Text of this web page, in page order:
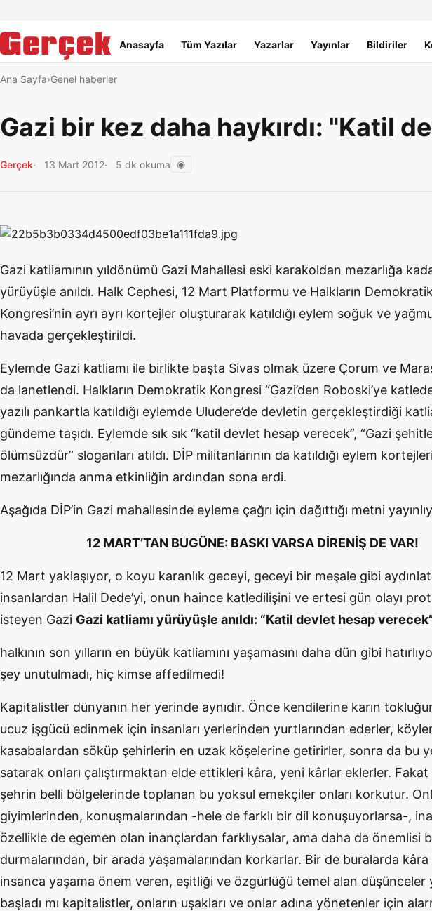
Ana menü
Anasayfa Tüm Yazılar Yazarlar Yayınlar Bildiriler
Ana Sayfa Genel haberler
Gazi bir kez daha haykırdı: "Katil
Gerçek 13 Mart 2012 5 dk okuma ◉
Gazi katliamının yıldönümü Gazi Mahallesi eski karakoldan mezarlığa
yürüyüşle anıldı. Halk Cephesi, 12 Mart Platformu ve Halkların Demokratik
Kongresi’nin ayrı ayrı kortejler oluşturarak katıldığı eylem soğuk ve
havada gerçekleştirildi.
Eylemde Gazi katliamı ile birlikte başta Sivas olmak üzere Çorum ve
da lanetlendi. Halkların Demokratik Kongresi “Gazi’den Roboski’ye
yazılı pankartla katıldığı eylemde Uludere’de devletin gerçekleştirdiği
gündeme taşıdı. Eylemde sık sık “katil devlet hesap verecek”, “Gazi
ölümsüzdür” sloganları atıldı. DİP militanlarının da katıldığı eylem
mezarlığında anma etkinliğin ardından sona erdi.
Aşağıda DİP’in Gazi mahallesinde eyleme çağrı için dağıttığı metni
12 MART’TAN BUGÜNE: BASKI VARSA DİRENİŞ DE VAR!
12 Mart yaklaşıyor, o koyu karanlık geceyi, geceyi bir meşale gibi
insanlardan Halil Dede’yi, onun haince katledilişini ve ertesi gün olayı
isteyen Gazi Gazi katliamı yürüyüşle anıldı: “Katil devlet hesap
halkının son yılların en büyük katliamını yaşamasını daha dün gibi
şey unutulmadı, hiç kimse affedilmedi!
Kapitalistler dünyanın her yerinde aynıdır. Önce kendilerine karın
ucuz işgücü edinmek için insanları yerlerinden yurtlarından ederler,
kasabalardan söküp şehirlerin en uzak köşelerine getirirler, sonra da bu
satarak onları çalıştırmaktan elde ettikleri kâra, yeni kârlar eklerler.
şehrin belli bölgelerinde toplanan bu yoksul emekçiler onları korkutur.
giyimlerinden, konuşmalarından -hele de farklı bir dil konuşuyorlarsa-,
özellikle de egemen olan inançlardan farklıysalar, ama daha da önemlisi
durmalarından, bir arada yaşamalarından korkarlar. Bir de buralarda kâra
insanca yaşama önem veren, eşitliği ve özgürlüğü temel alan düşünceler
başladı mı kapitalistler, onların uşakları ve onlar adına yönetenler için